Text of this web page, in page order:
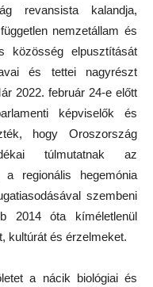
revansista kalandja,
nemzetállam és
közösség elpusztítását
és tettei nagyrészt
2022. február 24-e előtt
képviselők és
hogy Oroszország
túlmutatnak az
a regionális hegemónia
szembeni
2014 óta kíméletlenül
kultúrát és érzelmeket.
a nácik biológiai és